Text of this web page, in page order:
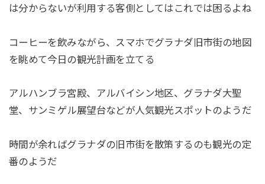
は分からないが利用する客側としてはこれでは困るよね
コーヒーを飲みながら、スマホでグラナダ旧市街の地図
を眺めて今日の観光計画を立てる
アルハンブラ宮殿、アルバイシン地区、グラナダ大聖
堂、サンミゲル展望台などが人気観光スポットのようだ
時間が余ればグラナダの旧市街を散策するのも観光の定
番のようだ